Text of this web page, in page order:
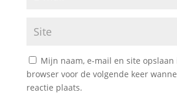
Mijn naam, e-mail en site opslaan
browser voor de volgende keer
reactie plaats.